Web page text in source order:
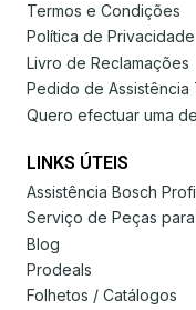
Termos e Condições
Política de Privacidade
Livro de Reclamações
Pedido de Assistência
Quero efectuar uma
LINKS ÚTEIS
Assistência Bosch
Serviço de Peças
Blog
Prodeals
Folhetos / Catálogos